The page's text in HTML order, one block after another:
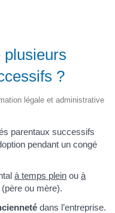
plusieurs
?
légale et administrative
parentaux successifs
pendant un congé
à temps plein ou à
ou mère).
dans l’entreprise.